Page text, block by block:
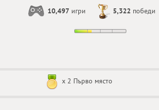
10,497 игри 5,322 победи
x 2 Първо място